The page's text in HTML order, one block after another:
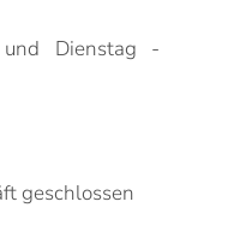
Dienstag -
geschlossen